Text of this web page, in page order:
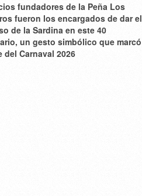
fundadores de la Peña Los
fueron los encargados de dar el
de la Sardina en este 40
un gesto simbólico que marcó
del Carnaval 2026